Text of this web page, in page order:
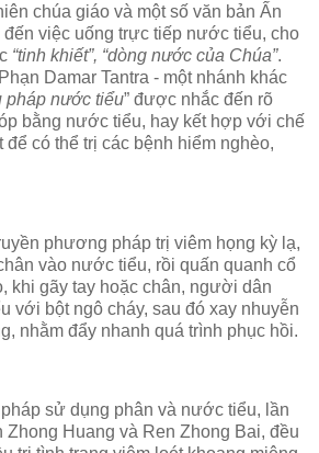
chúa giáo và một số văn bản Ấn
việc uống trực tiếp nước tiểu, cho
“tinh khiết”, “dòng nước của Chúa”.
Damar Tantra - một nhánh khác
pháp nước tiểu” được nhắc đến rõ
bằng nước tiểu, hay kết hợp với chế
có thể trị các bệnh hiểm nghèo,
phương pháp trị viêm họng kỳ lạ,
vào nước tiểu, rồi quấn quanh cổ
khi gãy tay hoặc chân, người dân
với bột ngô cháy, sau đó xay nhuyễn
nhằm đẩy nhanh quá trình phục hồi.
sử dụng phân và nước tiểu, lần
Huang và Ren Zhong Bai, đều